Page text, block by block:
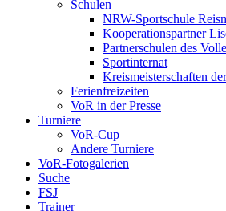
Schulen
NRW-Sportschule
Kooperationspartner
Partnerschulen des
Sportinternat
Kreismeisterschaften
Ferienfreizeiten
VoR in der Presse
Turniere
VoR-Cup
Andere Turniere
VoR-Fotogalerien
Suche
FSJ
Trainer